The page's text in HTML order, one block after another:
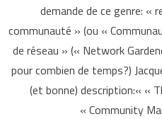
demande de ce genre: «
communauté » (ou «
de réseau » (« Network
pour combien de temps?)
(et bonne) description:« «
« Community